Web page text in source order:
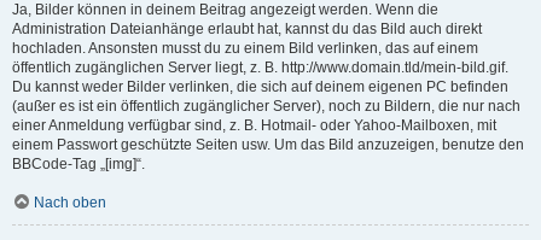
Ja, Bilder können in deinem Beitrag angezeigt werden. Wenn die
Administration Dateianhänge erlaubt hat, kannst du das Bild auch direkt
hochladen. Ansonsten musst du zu einem Bild verlinken, das auf einem
öffentlich zugänglichen Server liegt, z. B. http://www.domain.tld/mein-bild.gif.
Du kannst weder Bilder verlinken, die sich auf deinem eigenen PC befinden
(außer es ist ein öffentlich zugänglicher Server), noch zu Bildern, die nur nach
einer Anmeldung verfügbar sind, z. B. Hotmail- oder Yahoo-Mailboxen, mit
einem Passwort geschützte Seiten usw. Um das Bild anzuzeigen, benutze den
BBCode-Tag „[img]“.
Nach oben